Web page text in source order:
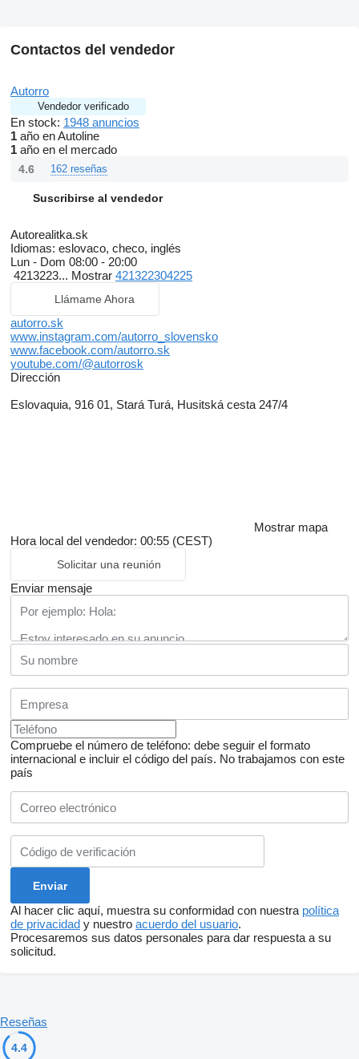
Contactos del vendedor
Autorro
Vendedor verificado
En stock: 1948 anuncios
1 año en Autoline
1 año en el mercado
4.6 162 reseñas
Suscribirse al vendedor
Autorealitka.sk
Idiomas: eslovaco, checo, inglés
Lun - Dom 08:00 - 20:00
4213223... Mostrar 421322304225
Llámame Ahora
autorro.sk
www.instagram.com/autorro_slovensko
www.facebook.com/autorro.sk
youtube.com/@autorrosk
Dirección
Eslovaquia, 916 01, Stará Turá, Husitská cesta 247/4
Mostrar mapa
Hora local del vendedor: 00:55 (CEST)
Solicitar una reunión
Enviar mensaje
Compruebe el número de teléfono: debe seguir el formato
internacional e incluir el código del país. No trabajamos con este
país
Al hacer clic aquí, muestra su conformidad con nuestra política
de privacidad y nuestro acuerdo del usuario.
Procesaremos sus datos personales para dar respuesta a su
solicitud.
Reseñas
4.4